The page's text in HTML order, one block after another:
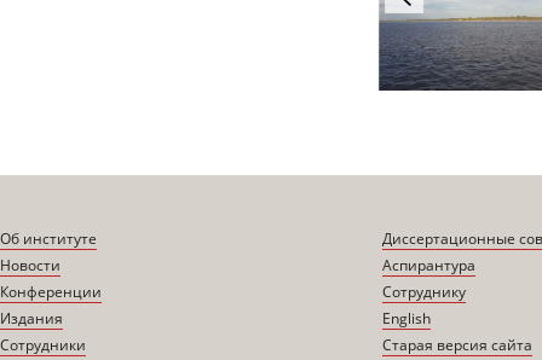
Об институте
Новости
Конференции
Издания
Сотрудники
Диссертационные
Аспирантура
Сотруднику
English
Старая версия сайта